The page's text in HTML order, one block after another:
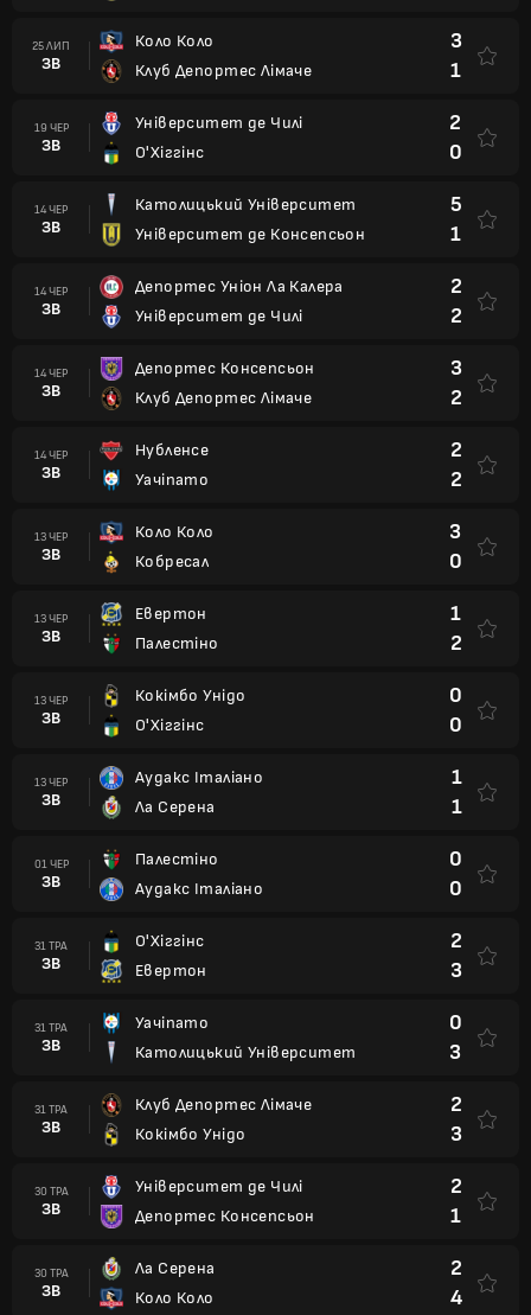
25 ЛИП
ЗВ
Коло Коло
Клуб Депортес Лімаче
3
1
19 ЧЕР
ЗВ
Університет де Чилі
О'Хіггінс
2
0
14 ЧЕР
ЗВ
Католицький Університет
Університет де Консепсьон
5
1
14 ЧЕР
ЗВ
Депортес Уніон Ла Калера
Університет де Чилі
2
2
14 ЧЕР
ЗВ
Депортес Консепсьон
Клуб Депортес Лімаче
3
2
14 ЧЕР
ЗВ
Нубленсе
Уачіпато
2
2
13 ЧЕР
ЗВ
Коло Коло
Кобресал
3
0
13 ЧЕР
ЗВ
Евертон
Палестіно
1
2
13 ЧЕР
ЗВ
Кокімбо Унідо
О'Хіггінс
0
0
13 ЧЕР
ЗВ
Аудакс Італіано
Ла Серена
1
1
01 ЧЕР
ЗВ
Палестіно
Аудакс Італіано
0
0
31 ТРА
ЗВ
О'Хіггінс
Евертон
2
3
31 ТРА
ЗВ
Уачіпато
Католицький Університет
0
3
31 ТРА
ЗВ
Клуб Депортес Лімаче
Кокімбо Унідо
2
3
30 ТРА
ЗВ
Університет де Чилі
Депортес Консепсьон
2
1
30 ТРА
ЗВ
Ла Серена
Коло Коло
2
4